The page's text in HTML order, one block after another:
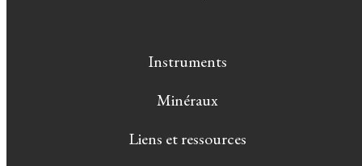
Instruments
Minéraux
Liens et ressources